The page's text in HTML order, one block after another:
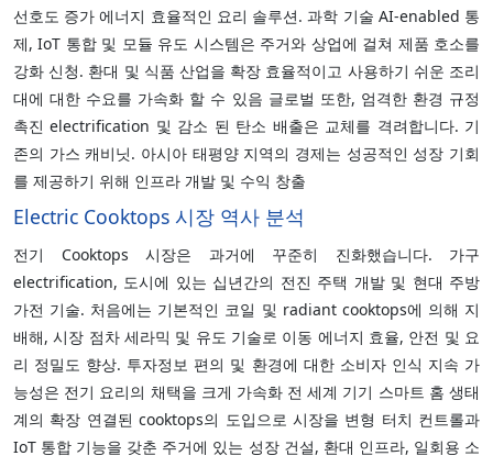
선호도 증가 에너지 효율적인 요리 솔루션. 과학 기술 AI-enabled 통
제, IoT 통합 및 모듈 유도 시스템은 주거와 상업에 걸쳐 제품 호소를
강화 신청. 환대 및 식품 산업을 확장 효율적이고 사용하기 쉬운 조리
대에 대한 수요를 가속화 할 수 있음 글로벌 또한, 엄격한 환경 규정
촉진 electrification 및 감소 된 탄소 배출은 교체를 격려합니다. 기
존의 가스 캐비닛. 아시아 태평양 지역의 경제는 성공적인 성장 기회
를 제공하기 위해 인프라 개발 및 수익 창출
Electric Cooktops 시장 역사 분석
전기 Cooktops 시장은 과거에 꾸준히 진화했습니다. 가구
electrification, 도시에 있는 십년간의 전진 주택 개발 및 현대 주방
가전 기술. 처음에는 기본적인 코일 및 radiant cooktops에 의해 지
배해, 시장 점차 세라믹 및 유도 기술로 이동 에너지 효율, 안전 및 요
리 정밀도 향상. 투자정보 편의 및 환경에 대한 소비자 인식 지속 가
능성은 전기 요리의 채택을 크게 가속화 전 세계 기기 스마트 홈 생태
계의 확장 연결된 cooktops의 도입으로 시장을 변형 터치 컨트롤과
IoT 통합 기능을 갖춘 주거에 있는 성장 건설, 환대 인프라, 일회용 소